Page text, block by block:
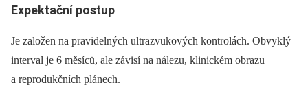
Expektační postup
Je založen na pravidelných ultrazvukových kontrolách. Obvyklý
interval je 6 měsíců, ale závisí na nálezu, klinickém obrazu
a reprodukčních plánech.